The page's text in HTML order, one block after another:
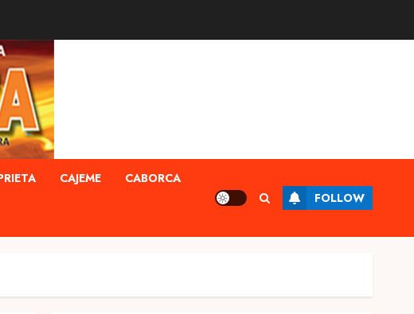
CAJEME CABORCA
FOLLOW